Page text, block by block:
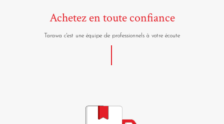
Achetez en toute confiance
Tarawa c'est une équipe de professionnels à votre écoute